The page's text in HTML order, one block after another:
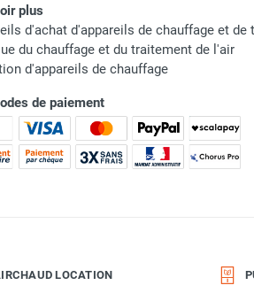
et réservoir intégré
fioul soufflant avec
à raccorder sur citerne
fioul soufflant sans
à combustion directe
fioul
rayonnant
mobile au gaz propane /
indirecte
mobile au gaz rayonnant
plus
d'achat d'appareils de chauffage et de
du chauffage et du traitement de l'air
d'appareils de chauffage
de paiement
LOCATION